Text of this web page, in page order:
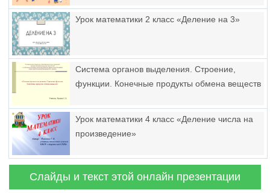
Урок математики 2 класс «Деление на 3»
Система органов выделения. Строение,
функции. Конечные продукты обмена веществ
Урок математики 4 класс «Деление числа на
произведение»
Слайды и текст этой онлайн презентации